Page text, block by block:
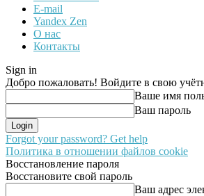
E-mail
Yandex Zen
О нас
Контакты
Sign in
Добро пожаловать! Войдите в свою
Ваше имя
Ваш пароль
Forgot your password? Get help
Политика в отношении файлов cookie
Восстановление пароля
Восстановите свой пароль
Ваш адрес